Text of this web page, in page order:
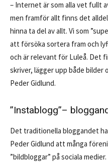
– Internet är som alla vet fullt
men framför allt finns det
hinna ta del av allt. Vi som
att försöka sortera fram och
och är rele­vant för Luleå. Det
skriver, lägger upp både bilder
Peder Gidlund.
”Instablogg”–
Det traditionella blogg­andet
Peder Gidlund att många
”bildbloggar” på sociala